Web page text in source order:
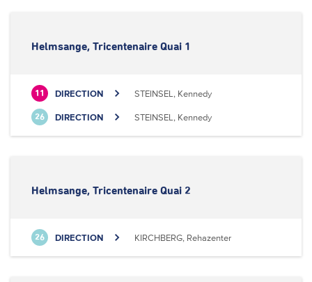
Helmsange, Tricentenaire Quai 1
11 DIRECTION STEINSEL, Kennedy
26 DIRECTION STEINSEL, Kennedy
Helmsange, Tricentenaire Quai 2
26 DIRECTION KIRCHBERG, Rehazenter